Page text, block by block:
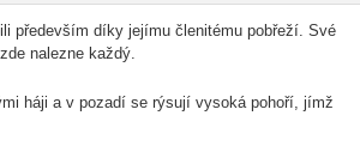
především díky jejímu členitému pobřeží. Své
nalezne každý.
háji a v pozadí se rýsují vysoká pohoří, jímž